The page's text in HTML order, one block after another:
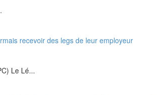
recevoir des legs de leur employeur
Le Lé...